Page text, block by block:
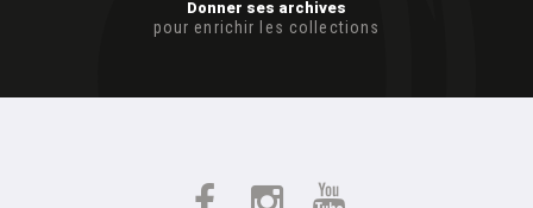
Donner ses archives
pour enrichir les collections